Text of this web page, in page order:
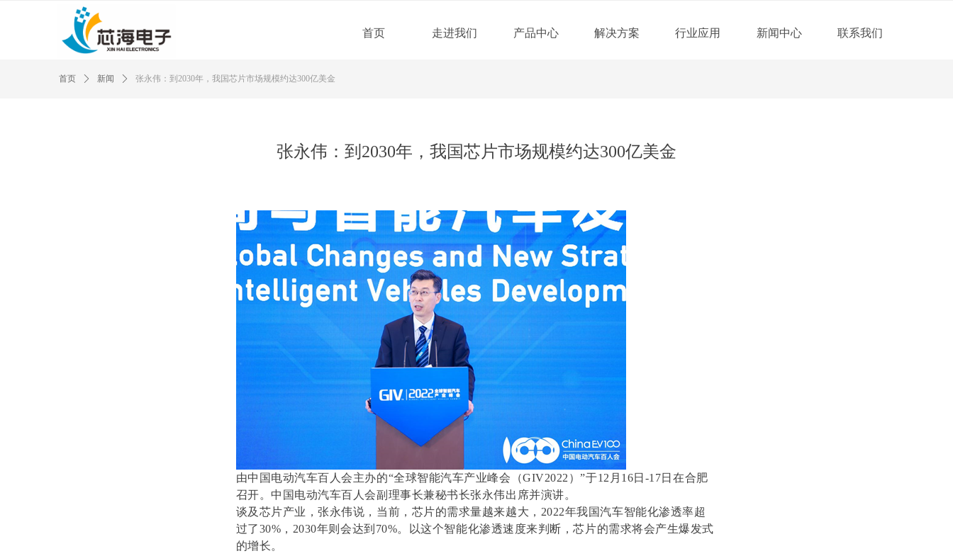
首页 走进我们 产品中心 解决方案 行业应用 新闻中心 联系我们
首页 ꄲ 新闻 ꄲ 张永伟：到2030年，我国芯片市场规模约达300亿美金
张永伟：到2030年，我国芯片市场规模约达300亿美金
由中国电动汽车百人会主办的“全球智能汽车产业峰会（GIV2022）”于12月16日-17日在合肥
召开。中国电动汽车百人会副理事长兼秘书长张永伟出席并演讲。
谈及芯片产业，张永伟说，当前，芯片的需求量越来越大，2022年我国汽车智能化渗透率超
过了30%，2030年则会达到70%。以这个智能化渗透速度来判断，芯片的需求将会产生爆发式
的增长。